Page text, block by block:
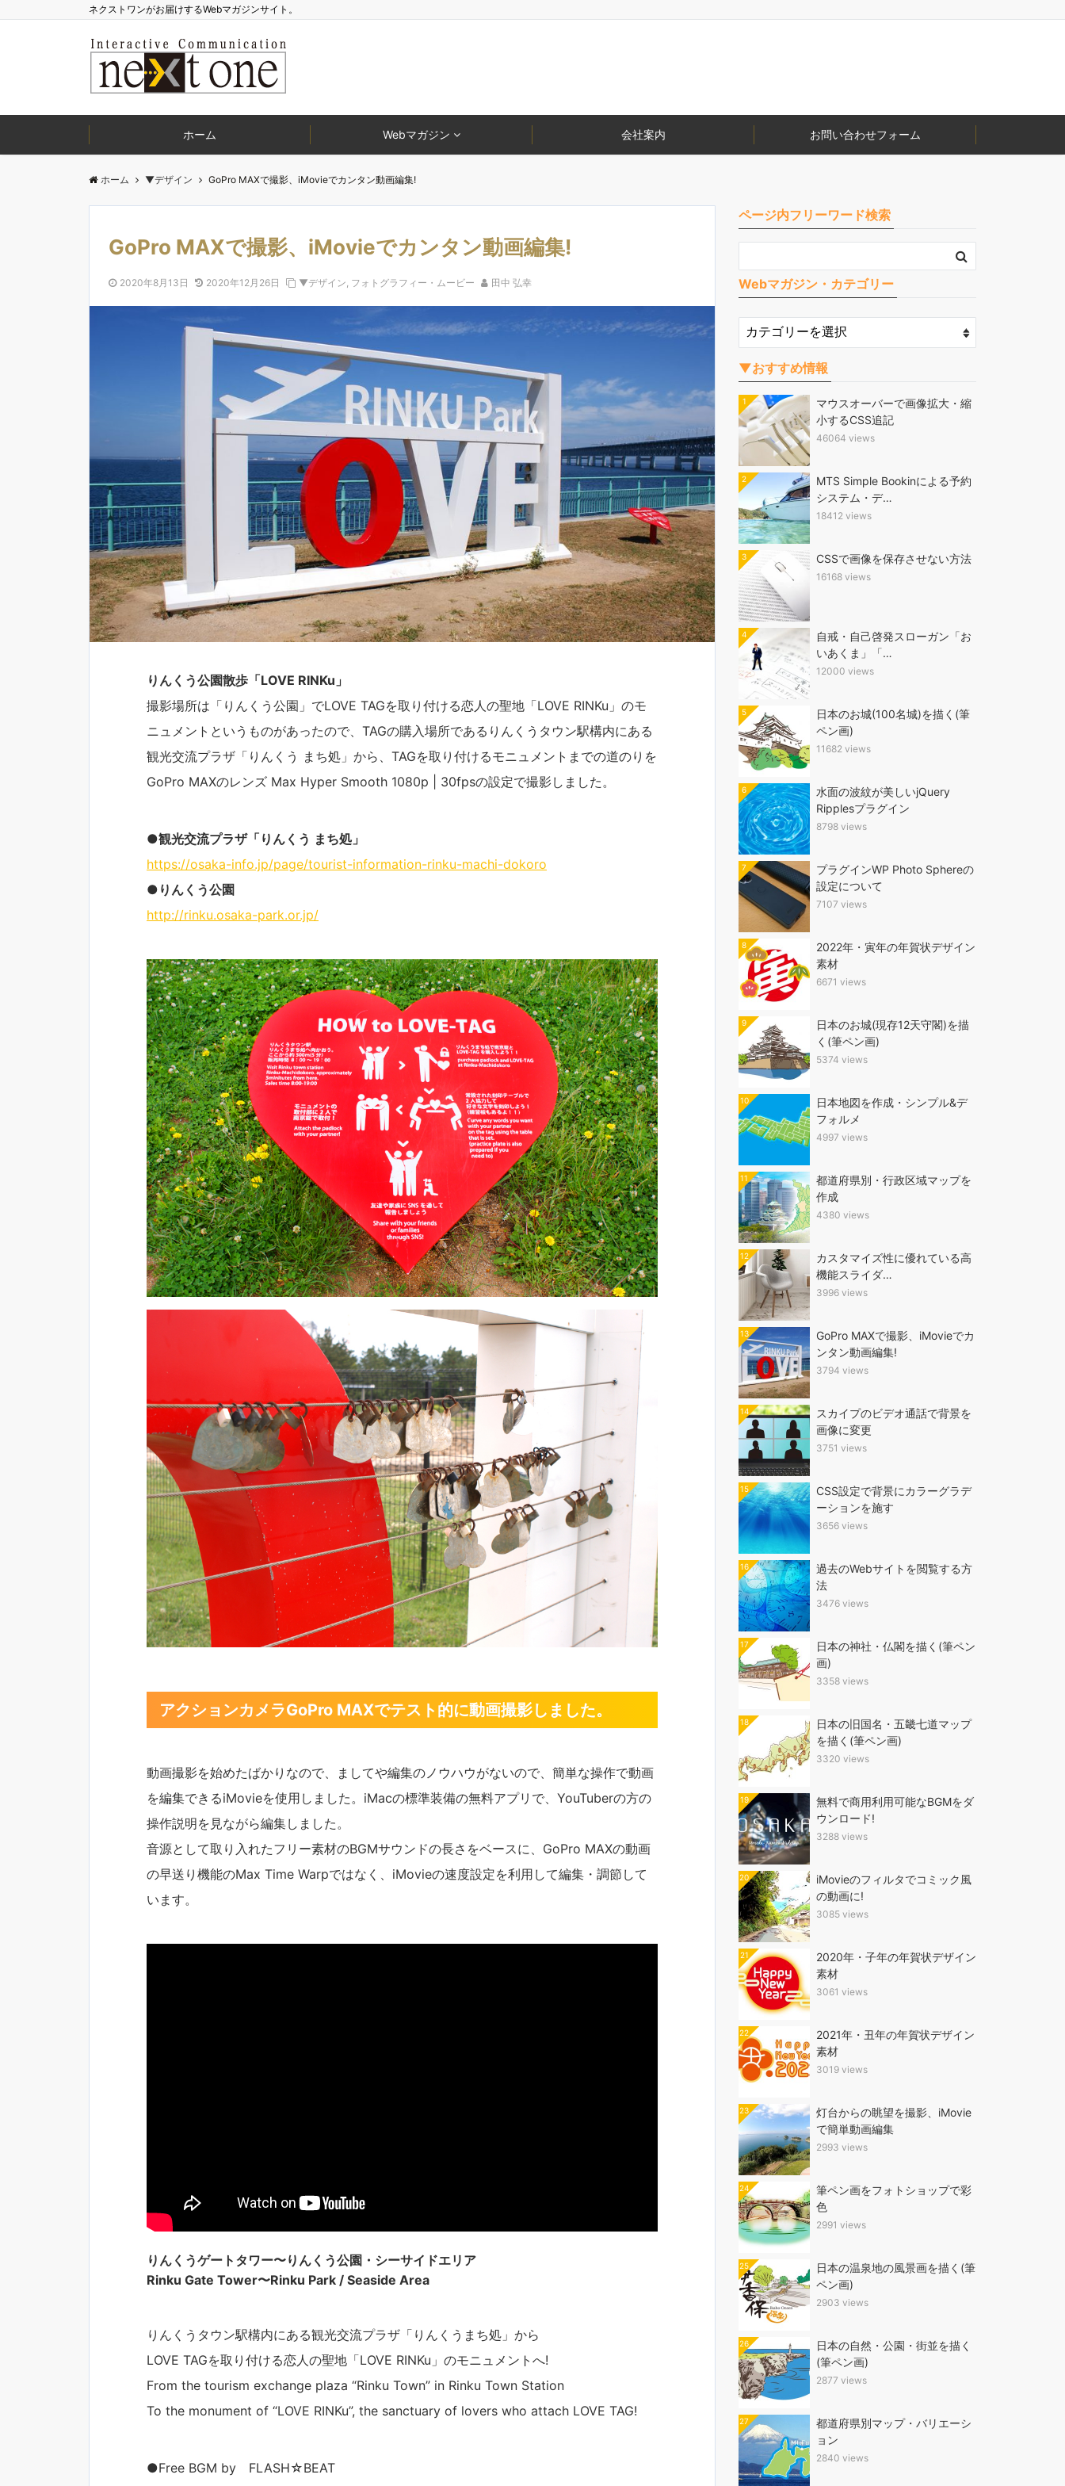
ネクストワンがお届けするWebマガジンサイト。
ホーム Webマガジン 会社案内 お問い合わせフォーム
ホーム ▼デザイン GoPro MAXで撮影、iMovieでカンタン動画編集!
GoPro MAXで撮影、iMovieでカンタン動画編集!
2020年8月13日 2020年12月26日 ▼デザイン, フォトグラフィー・ムービー 田中 弘幸
りんくう公園散歩「LOVE RINKu」
撮影場所は「りんくう公園」でLOVE TAGを取り付ける恋人の聖地「LOVE RINKu」のモ
ニュメントというものがあったので、TAGの購入場所であるりんくうタウン駅構内にある
観光交流プラザ「りんくう まち処」から、TAGを取り付けるモニュメントまでの道のりを
GoPro MAXのレンズ Max Hyper Smooth 1080p | 30fpsの設定で撮影しました。
●観光交流プラザ「りんくう まち処」
https://osaka-info.jp/page/tourist-information-rinku-machi-dokoro
●りんくう公園
http://rinku.osaka-park.or.jp/
アクションカメラGoPro MAXでテスト的に動画撮影しました。
動画撮影を始めたばかりなので、ましてや編集のノウハウがないので、簡単な操作で動画
を編集できるiMovieを使用しました。iMacの標準装備の無料アプリで、YouTuberの方の
操作説明を見ながら編集しました。
音源として取り入れたフリー素材のBGMサウンドの長さをベースに、GoPro MAXの動画
の早送り機能のMax Time Warpではなく、iMovieの速度設定を利用して編集・調節して
います。
りんくうゲートタワー〜りんくう公園・シーサイドエリア
Rinku Gate Tower〜Rinku Park / Seaside Area
りんくうタウン駅構内にある観光交流プラザ「りんくうまち処」から
LOVE TAGを取り付ける恋人の聖地「LOVE RINKu」のモニュメントへ!
From the tourism exchange plaza “Rinku Town” in Rinku Town Station
To the monument of “LOVE RINKu”, the sanctuary of lovers who attach LOVE TAG!
●Free BGM by FLASH☆BEAT
ページ内フリーワード検索
Webマガジン・カテゴリー
▼おすすめ情報
1
マウスオーバーで画像拡大・縮
小するCSS追記
46064 views
2
MTS Simple Bookinによる予約
システム・デ…
18412 views
3 CSSで画像を保存させない方法
16168 views
4
自戒・自己啓発スローガン「お
いあくま」「…
12000 views
5
日本のお城(100名城)を描く(筆
ペン画)
11682 views
6
水面の波紋が美しいjQuery
Ripplesプラグイン
8798 views
7
プラグインWP Photo Sphereの
設定について
7107 views
8
2022年・寅年の年賀状デザイン
素材
6671 views
9
日本のお城(現存12天守閣)を描
く(筆ペン画)
5374 views
10
日本地図を作成・シンプル&デ
フォルメ
4997 views
11
都道府県別・行政区域マップを
作成
4380 views
12
カスタマイズ性に優れている高
機能スライダ…
3996 views
13
GoPro MAXで撮影、iMovieでカ
ンタン動画編集!
3794 views
14
スカイプのビデオ通話で背景を
画像に変更
3751 views
15
CSS設定で背景にカラーグラデ
ーションを施す
3656 views
16
過去のWebサイトを閲覧する方
法
3476 views
17
日本の神社・仏閣を描く(筆ペン
画)
3358 views
18
日本の旧国名・五畿七道マップ
を描く(筆ペン画)
3320 views
19
無料で商用利用可能なBGMをダ
ウンロード!
3288 views
20
iMovieのフィルタでコミック風
の動画に!
3085 views
21
2020年・子年の年賀状デザイン
素材
3061 views
22
2021年・丑年の年賀状デザイン
素材
3019 views
23
灯台からの眺望を撮影、iMovie
で簡単動画編集
2993 views
24
筆ペン画をフォトショップで彩
色
2991 views
25
日本の温泉地の風景画を描く(筆
ペン画)
2903 views
26
日本の自然・公園・街並を描く
(筆ペン画)
2877 views
27
都道府県別マップ・バリエーシ
ョン
2840 views